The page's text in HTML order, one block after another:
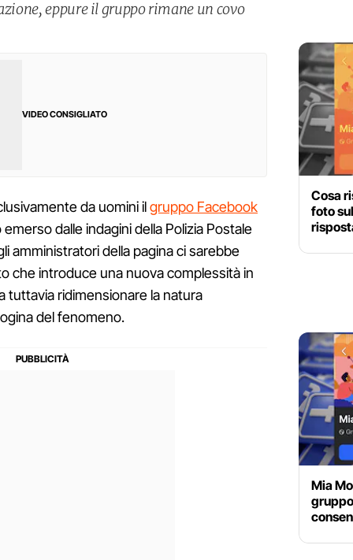
eppure il gruppo rimane un covo
VIDEO CONSIGLIATO
da uomini ilgruppo Facebook
dalle indagini della Polizia Postale
amministratori della pagina ci sarebbe
che introduce una nuova complessità in
tuttavia ridimensionare la natura
del fenomeno.
Cosa
foto
Mia